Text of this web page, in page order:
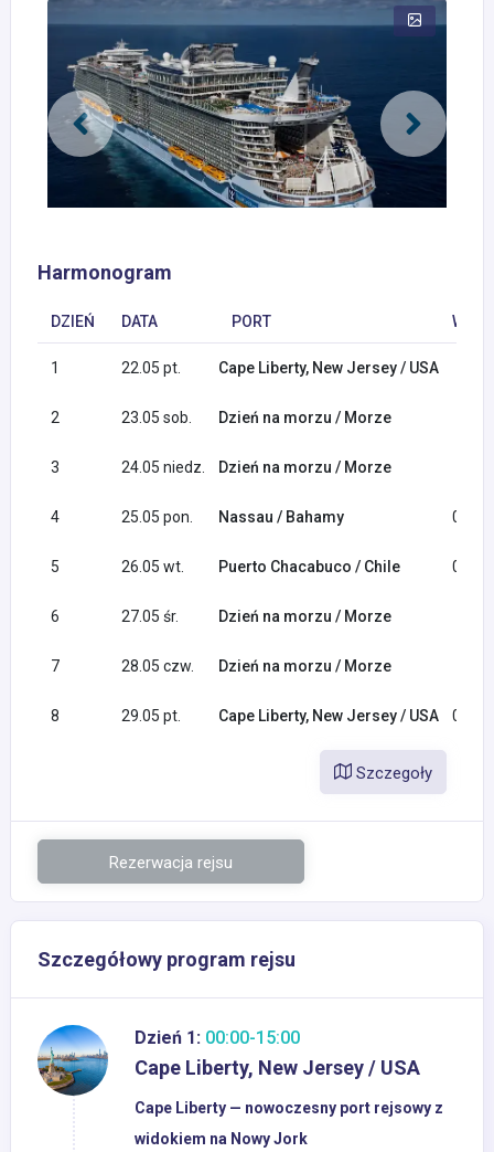
Harmonogram
DZIEŃ DATA PORT
1 22.05 pt. Cape Liberty, New Jersey / USA
2 23.05 sob. Dzień na morzu / Morze
3 24.05 niedz. Dzień na morzu / Morze
4 25.05 pon. Nassau / Bahamy 07:30
5 26.05 wt. Puerto Chacabuco / Chile 07:00
6 27.05 śr. Dzień na morzu / Morze
7 28.05 czw. Dzień na morzu / Morze
8 29.05 pt. Cape Liberty, New Jersey / USA 06:00
Szczegoły
Rezerwacja rejsu
Szczegółowy program rejsu
Dzień 1: 00:00-15:00
Cape Liberty, New Jersey / USA
Cape Liberty — nowoczesny port rejsowy z
widokiem na Nowy Jork